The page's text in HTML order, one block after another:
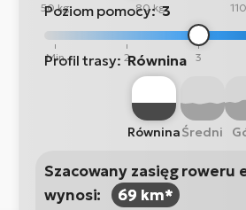
50 kg 80 kg
Poziom pomocy: 3
Min 2 3
Profil trasy: Równina
RówninaŚredni
Szacowany zasięg roweru
wynosi:
69 km*